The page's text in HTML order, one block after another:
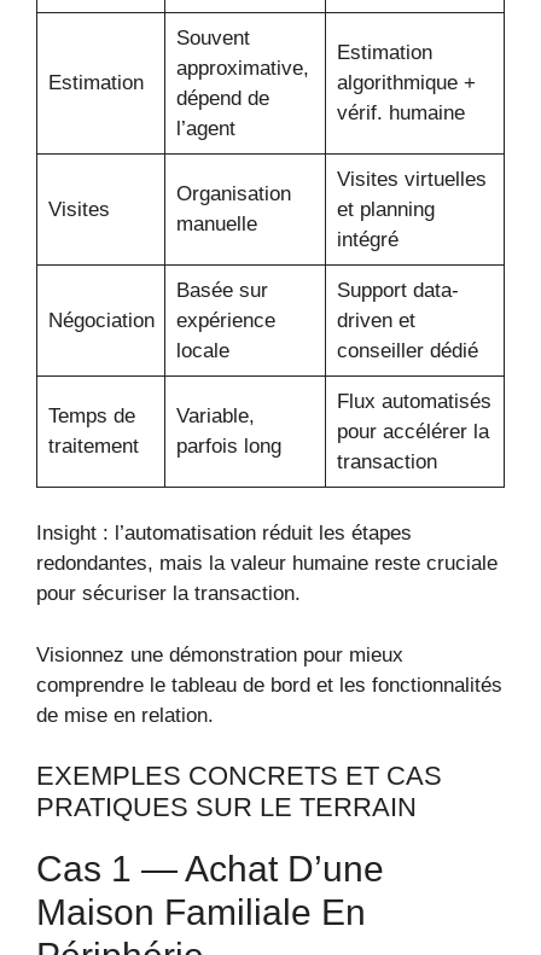
Estimation
Souvent
approximative,
dépend de
l’agent
Estimation
algorithmique +
vérif. humaine
Visites
Organisation
manuelle
Visites virtuelles
et planning
intégré
Négociation
Basée sur
expérience
locale
Support data-
driven et
conseiller dédié
Temps de
traitement
Variable,
parfois long
Flux automatisés
pour accélérer la
transaction
Insight : l’automatisation réduit les étapes
redondantes, mais la valeur humaine reste cruciale
pour sécuriser la transaction.
Visionnez une démonstration pour mieux
comprendre le tableau de bord et les fonctionnalités
de mise en relation.
EXEMPLES CONCRETS ET CAS
PRATIQUES SUR LE TERRAIN
Cas 1 — Achat D’une
Maison Familiale En